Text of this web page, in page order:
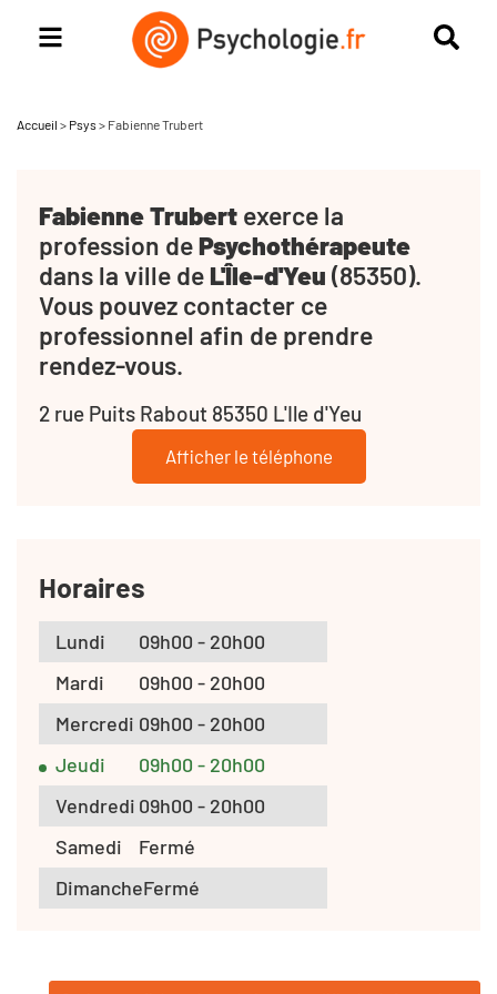
Accueil > Psys > Fabienne Trubert
Fabienne Trubert exerce la
profession dePsychothérapeute
dans la ville de L'Île-d'Yeu (85350).
Vous pouvez contacter ce
professionnel afin de prendre
rendez-vous.
2 rue Puits Rabout 85350 L'Ile d'Yeu
Afficher le téléphone
Horaires
Lundi
09h00 - 20h00
Mardi
09h00 - 20h00
Mercredi 09h00 - 20h00
Jeudi
09h00 - 20h00
Vendredi 09h00 - 20h00
Samedi
Fermé
DimancheFermé